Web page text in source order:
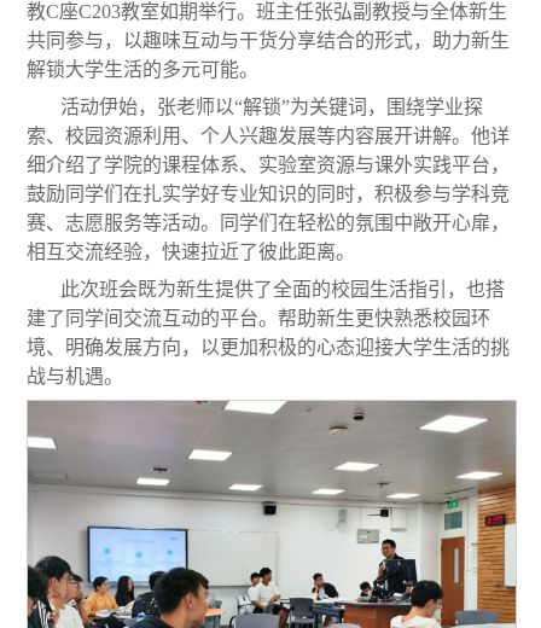
教C座C203教室如期举行。班主任张弘副教授与全体新生
共同参与，以趣味互动与干货分享结合的形式，助力新生
解锁大学生活的多元可能。
活动伊始，张老师以“解锁”为关键词，围绕学业探
索、校园资源利用、个人兴趣发展等内容展开讲解。他详
细介绍了学院的课程体系、实验室资源与课外实践平台，
鼓励同学们在扎实学好专业知识的同时，积极参与学科竞
赛、志愿服务等活动。同学们在轻松的氛围中敞开心扉，
相互交流经验，快速拉近了彼此距离。
此次班会既为新生提供了全面的校园生活指引，也搭
建了同学间交流互动的平台。帮助新生更快熟悉校园环
境、明确发展方向，以更加积极的心态迎接大学生活的挑
战与机遇。